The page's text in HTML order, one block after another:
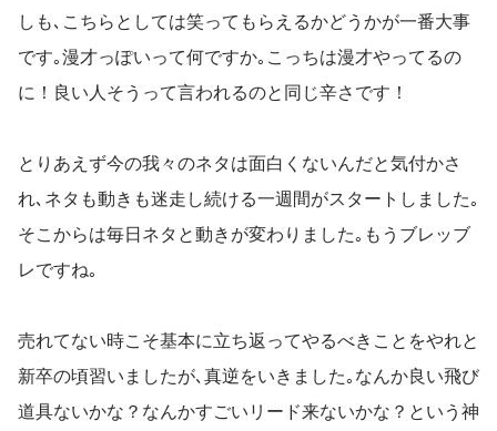
しも､こちらとしては笑ってもらえるかどうかが一番大事
です｡漫才っぽいって何ですか｡こっちは漫才やってるの
に！良い人そうって言われるのと同じ辛さです！
とりあえず今の我々のネタは面白くないんだと気付かさ
れ､ネタも動きも迷走し続ける一週間がスタートしました｡
そこからは毎日ネタと動きが変わりました｡もうブレッブ
レですね｡
売れてない時こそ基本に立ち返ってやるべきことをやれと
新卒の頃習いましたが､真逆をいきました｡なんか良い飛び
道具ないかな？なんかすごいリード来ないかな？という神